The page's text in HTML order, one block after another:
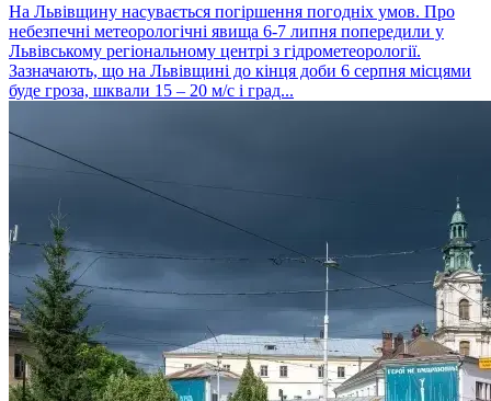
На Львівщину насувається погіршення погодніх умов. Про
небезпечні метеорологічні явища 6-7 липня попередили у
Львівському регіональному центрі з гідрометеорології.
Зазначають, що на Львівщині до кінця доби 6 серпня місцями
буде гроза, шквали 15 – 20 м/с і град...